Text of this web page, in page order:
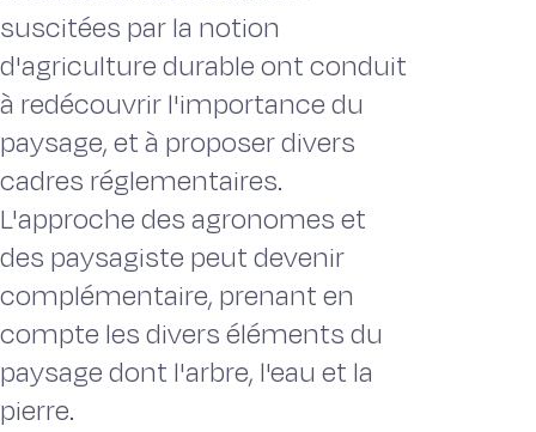
suscitées par la notion
d'agriculture durable ont conduit
à redécouvrir l'importance du
paysage, et à proposer divers
cadres réglementaires.
L'approche des agronomes et
des paysagiste peut devenir
complémentaire, prenant en
compte les divers éléments du
paysage dont l'arbre, l'eau et la
pierre.